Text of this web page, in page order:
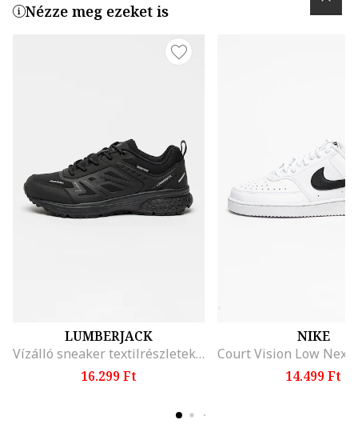
Nézze meg ezeket is
LUMBERJACK
Vízálló sneaker textilrészletekkel, Koptatott fekete
16.299 Ft
NIKE
14.499 Ft